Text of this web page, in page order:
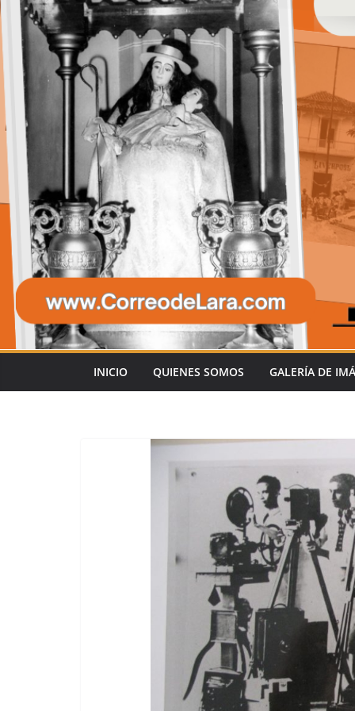
INICIO QUIENES SOMOS GALERÍA DE